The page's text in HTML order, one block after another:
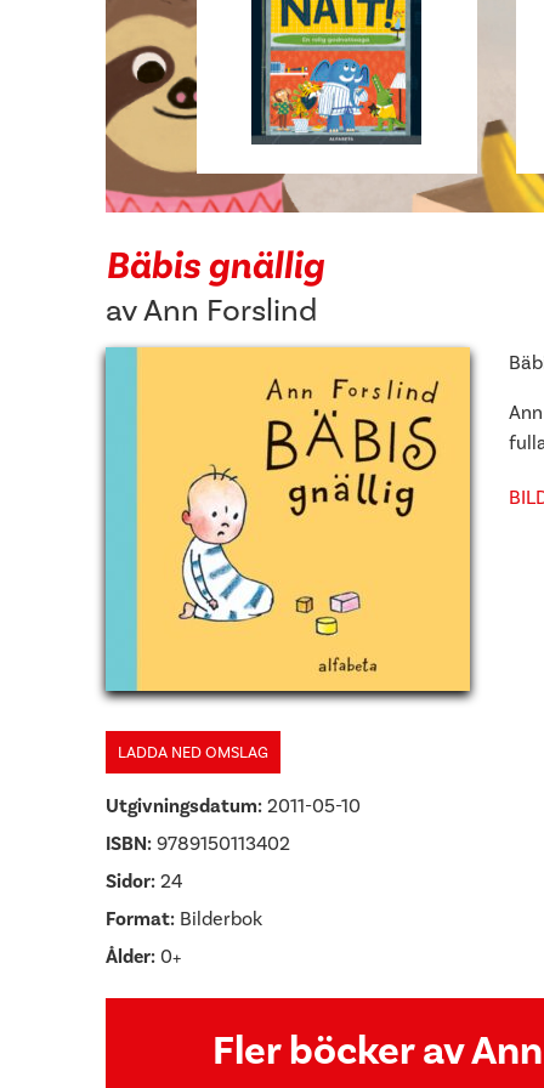
Bäbis gnällig
avAnn Forslind
LADDA NED OMSLAG
Utgivningsdatum: 2011-05-10
ISBN: 9789150113402
Sidor: 24
Format: Bilderbok
Ålder: 0+
Fler böcker av